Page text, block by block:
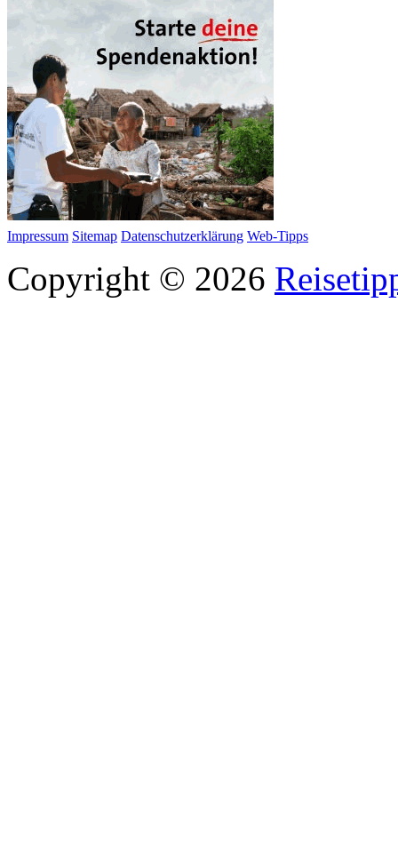
Impressum Sitemap Datenschutzerklärung Web-Tipps
Copyright © 2026